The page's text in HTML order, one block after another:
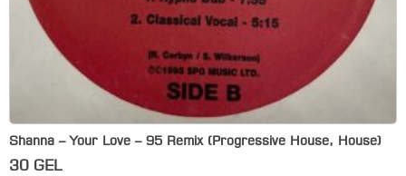
Shanna – Your Love – 95 Remix (Progressive House, House)
30 GEL